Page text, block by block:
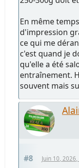
En même
d'impression
ce qui me
c'est quand je
qu'elle a été
entraînement.
souvent mais
#8 Juin 10,